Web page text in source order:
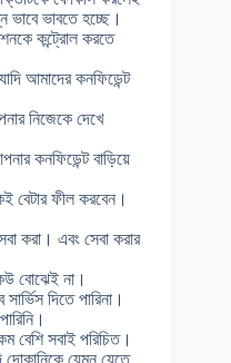
ভাবে ভাবতে হচ্ছে।
কন্ট্রোল করতে
আমাদের কনফিডেন্ট
নিজেকে দেখে
কনফিডেন্ট বাড়িয়ে
বেটার ফীল করবেন।
করা। এবং সেবা করার
বোঝেই না।
দিতে পারিনা।
বেশি সবাই পরিচিত।
যেমন যেতে